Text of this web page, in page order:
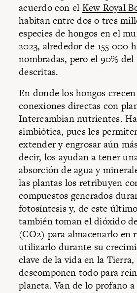
acuerdo con el Kew Royal
habitan entre dos o tres
especies de hongos en el
2023, alrededor de 155 000
nombradas, pero el 90%
descritas.
En donde los hongos
conexiones directas con
Intercambian nutrientes.
simbiótica, pues les
extender y engrosar aún
decir, los ayudan a tener
absorción de agua y
las plantas los retribuyen
compuestos generados
fotosíntesis y, de este
también toman el dióxido
(CO2) para almacenarlo en
utilizarlo durante su
clave de la vida en la Tierra,
descomponen todo para
planeta. Van de lo profano a